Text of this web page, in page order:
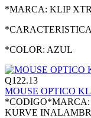
*MARCA: KLIP
*COLOR: AZUL
Q122.13
MOUSE OPTICO
KURVE